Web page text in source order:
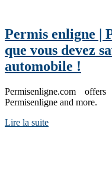
Permis enligne |
que vous devez
automobile !
Permisenligne.com
Permisenligne and more.
Lire la suite